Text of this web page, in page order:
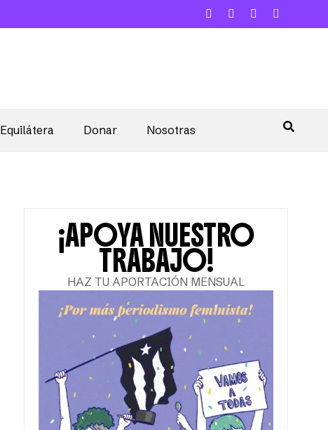
Equilátera Donar Nosotras
¡APOYA NUESTRO
TRABAJO!
HAZ TU APORTACIÓN MENSUAL